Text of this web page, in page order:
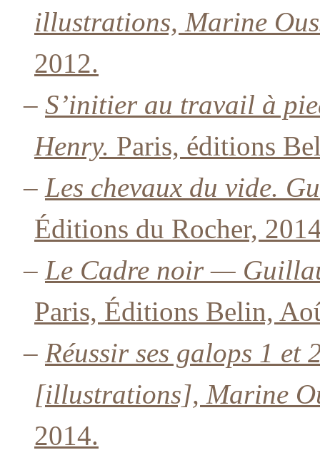
illustrations, Marine
2012.
– S’initier au travail à
Henry. Paris, éditions
– Les chevaux du vide.
Éditions du Rocher,
– Le Cadre noir —
Paris, Éditions Belin,
– Réussir ses galops 1
[illustrations], Marine
2014.